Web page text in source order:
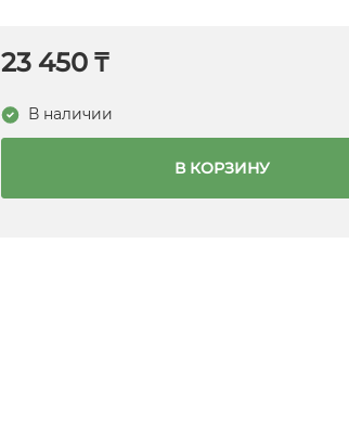
23 450 ₸
В наличии
В КОРЗИНУ